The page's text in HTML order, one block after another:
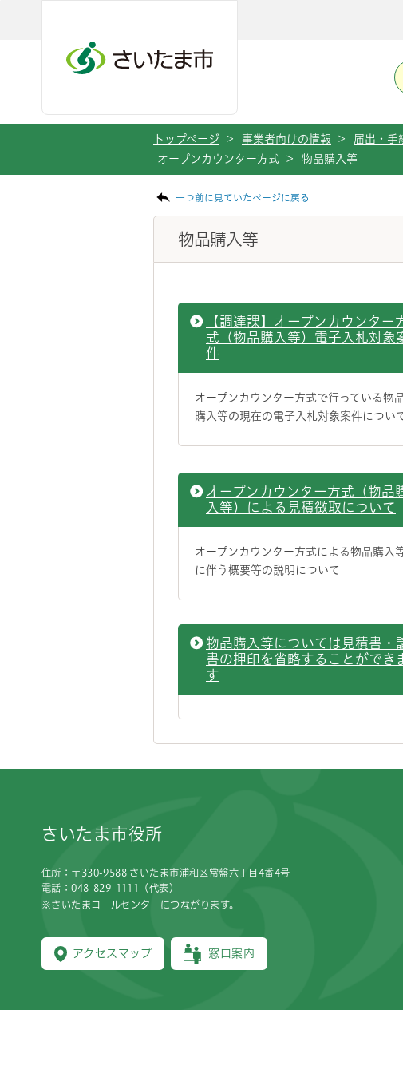
トップページ > 事業者向けの情報 > 届出・手
オープンカウンター方式
> 物品購入等
一つ前に見ていたページに戻る
物品購入等
【調達課】オープンカウンター
式（物品購入等）電子入札対象
件
オープンカウンター方式で行っている物
購入等の現在の電子入札対象案件につい
オープンカウンター方式（物品
入等）による見積徴取について
オープンカウンター方式による物品購入
に伴う概要等の説明について
物品購入等については見積書・
書の押印を省略することができ
す
さいたま市役所
住所：〒330-9588 さいたま市浦和区常盤六丁目4番4号
電話：048-829-1111（代表）
※さいたまコールセンターにつながります。
アクセスマップ 窓口案内